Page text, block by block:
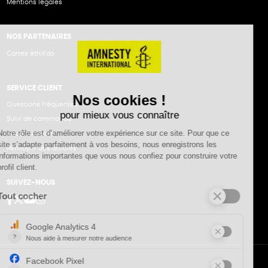
Mentions légales
NOS PARTENAIRES
Cartes éthiKdo
SERVICE CLIENT
Questions fréquentes
Suivi de commande
Nous contacter
Renvoyer des articles
SUIVEZ-NOUS